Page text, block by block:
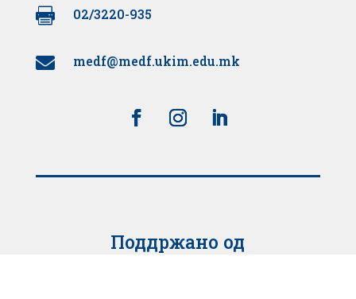
 02/3220-935
 medf@medf.ukim.edu.mk
Поддржано од